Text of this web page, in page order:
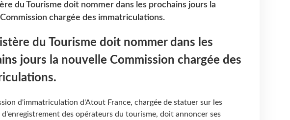
du Tourisme doit nommer dans les prochains jours la
chargée des immatriculations.
du Tourisme doit nommer dans les
jours la nouvelle Commission chargée des
d'immatriculation d'Atout France, chargée de statuer sur les
d'enregistrement des opérateurs du tourisme, doit annoncer ses